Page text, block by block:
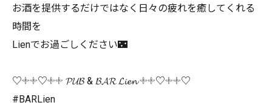
お酒を提供するだけではなく日々の疲れを癒してくれる
時間を
Lienでお過ごしください🌃
♡𓇬𓇬♡𓇬𓇬 𝓟𝓤𝓑 & 𝓑𝓐𝓡 𝓛𝓲𝓮𝓷 𓇬𓇬♡𓇬𓇬♡
#BARLien